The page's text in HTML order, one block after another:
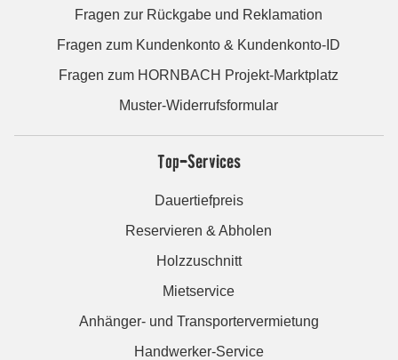
Fragen zur Rückgabe und Reklamation
Fragen zum Kundenkonto & Kundenkonto-ID
Fragen zum HORNBACH Projekt-Marktplatz
Muster-Widerrufsformular
Top-Services
Dauertiefpreis
Reservieren & Abholen
Holzzuschnitt
Mietservice
Anhänger- und Transportervermietung
Handwerker-Service